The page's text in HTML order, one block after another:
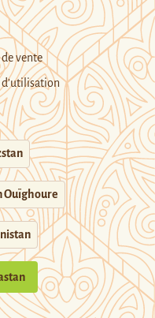
vente
Ouïghoure